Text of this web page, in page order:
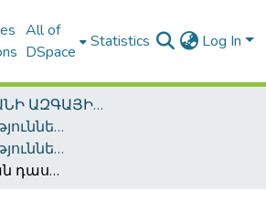
All of
DSpace
Statistics Log In
ՀԱՅԱՍՏԱՆԻ ԱԶԳԱՅԻՆ ԳՐԱԴԱՐԱՆԻ ԹՎԱՅԻՆ ՊԱՀՈՑ / DIGITAL REPOSITORY OF NLA
Ատենախոսություններ և սեղմագրեր / Theses & Abstracts
Ատենախոսություններ և սեղմագրեր / Theses & Abstracts
Բնագիտության դասավանդման կատարելագործման ուղիները մտավոր խանգարումներ ունեցող սովորողների ուսուցման գործընթացում /«մարդ» բաժնի օրինակով/